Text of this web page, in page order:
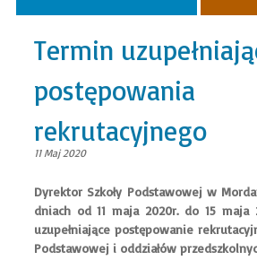
Termin
postępowania
rekrutacyjnego
11 Maj 2020
Dyrektor Szkoły Podstawowej w
dniach od 11 maja 2020r. do 15 maja
uzupełniające postępowanie
Podstawowej i oddziałów